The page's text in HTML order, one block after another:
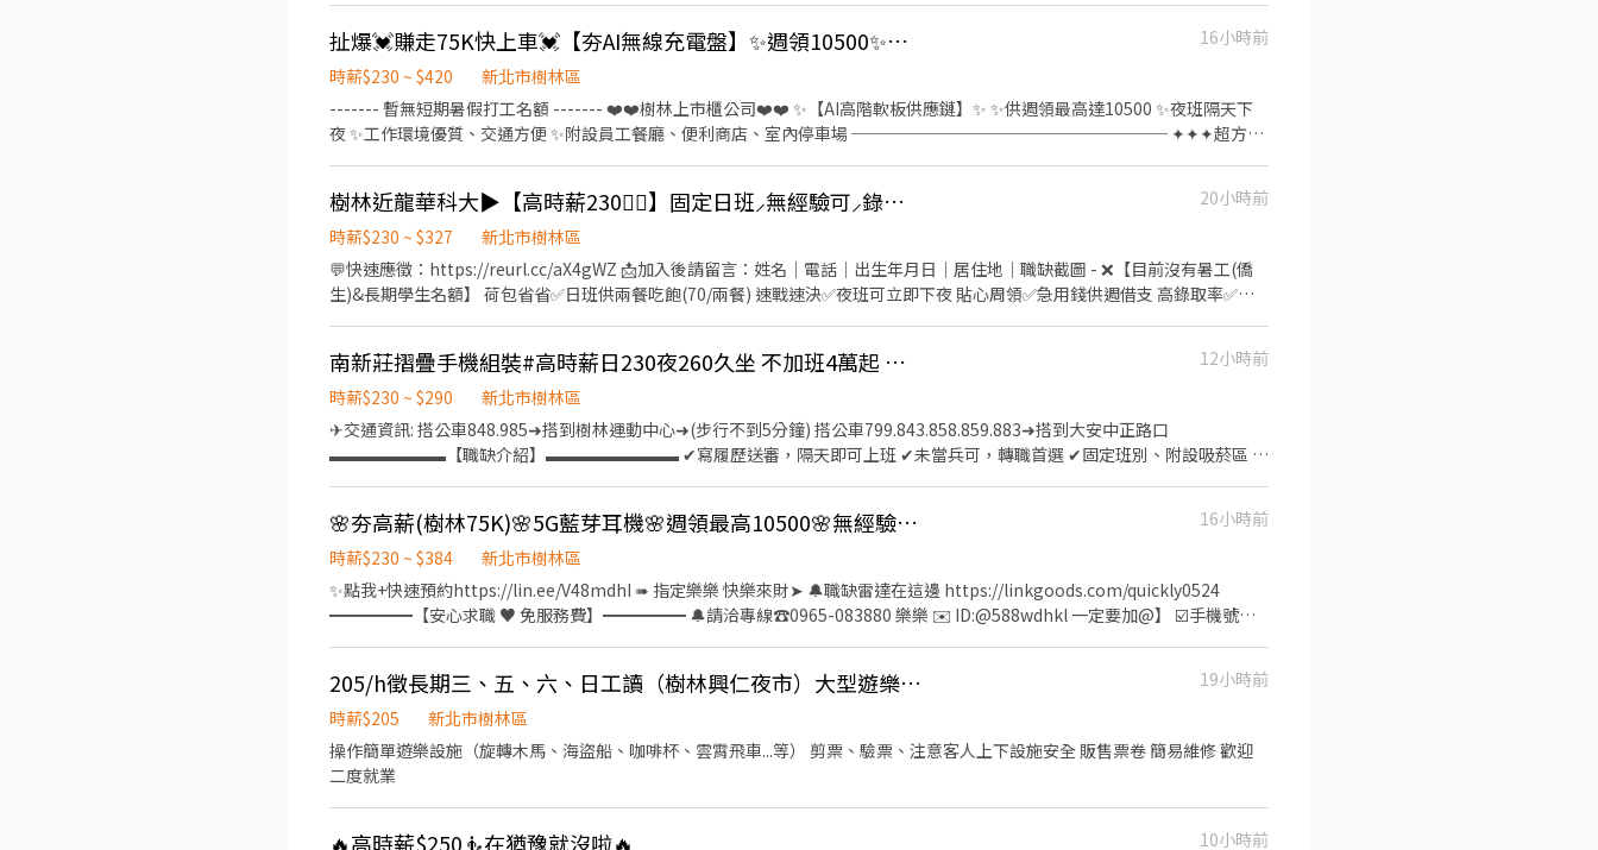
─────────────────── ✨✨鄰近地標✨✨ ✈️三多國中1分 ✈️興仁花園夜市2分鐘 ✈️樹林國民運動中心4分鐘 ✈️
樹林家樂福6分鐘 ✈️秀泰影城8分鐘 ✈️樹林火車站8分鐘 ─────────────────── ⭕享勞保/健保/團保/勞退6%
⭕環境乾淨明亮 ⭕專員親自詳細解說工作內容
扯爆💓賺走75K快上車💓【夯AI無線充電盤】✨週領10500✨夜班隔天下夜
16小時前
時薪$230 ~ $420
新北市樹林區
------- 暫無短期暑假打工名額 ------- ❤️❤️樹林上市櫃公司❤️❤️ ✨【AI高階軟板供應鏈】✨ ✨供週領最高達10500 ✨夜班隔天下
夜 ✨工作環境優質、交通方便 ✨附設員工餐廳、便利商店、室內停車場 ─────────────────── ✦✦✦超方便
時間】上下午各10分、中午1H ❤️【休假方式】：一例一休 (周日為休息日 另外再排休4天) 【上班時間/薪資結構】含津貼加班 ❤️
日班07:50-17:10 時薪230/H $40,480-$65,600 ❤️夜班19:50-05:10 時薪250/H $44,000-$75,900
─────────────────── 📲應徵方式： ✦高薪職缺找【林林🎀Luna】✦ 📩ID：@953jhhqr (要加@) ➡️點擊快
速✚好友： https://lin.ee/o0sJSJk ☎️預約專線：0965-236580
樹林近龍華科大▶【高時薪230🐱‍🐉】固定日班⸝無經驗可⸝錄取率高⸝立即上班
20小時前
時薪$230 ~ $327
新北市樹林區
💬快速應徵：https://reurl.cc/aX4gWZ 📩加入後請留言：姓名｜電話｜出生年月日｜居住地｜職缺截圖 - ❌【目前沒有暑工(僑
生)&長期學生名額】 荷包省省✅日班供兩餐吃飽(70/兩餐) 速戰速決✅夜班可立即下夜 貼心周領✅急用錢供週借支 高錄取率✅快
林三俊廠、樹林新樹廠➜近樹林運動中心、龍華科大 ▶️工作時間： 日班：08:00~17:00 薪資：230/H~327/H 月約：
$41,000~$56,000 (已額滿)夜班：20:00~04:30 薪資：260/H~327/H 月約：$45,760~$75,000 ▶️休假制度：周休二日 ▶️休息時
間：間休10分、用餐50分、夜班30分 ▶️工作重點：每月10日發薪、久站久坐、一般體檢收據、訂單量加班 - 【💛南希陪你找工
作｜安心又放心】 💬快速應徵：https://reurl.cc/aX4gWZ ✨手動加ʟɪɴᴇ：@646QHBNC (大小寫皆可) 📩加入後請留言：姓名｜
電話｜出生年月日｜居住地｜職缺截圖 ☎️ 吳’s｜02-2208-6000 #2003 - ✔️ 完整福利，安心入職 🔹 勞保｜健保｜團保｜勞退
6% 🔹 滿3個月享三節禮品⸝禮金 🔹 全台職缺免費諮詢&媒合
南新莊摺疊手機組裝#高時薪日230夜260久坐 不加班4萬起 加班可達60k 立
12小時前
時薪$230 ~ $290
新北市樹林區
✈交通資訊: 搭公車848.985➜搭到樹林運動中心➜(步行不到5分鐘) 搭公車799.843.858.859.883➜搭到大安中正路口
▬▬▬▬▬▬▬【職缺介紹】▬▬▬▬▬▬▬▬ ✔寫履歷送審，隔天即可上班 ✔未當兵可，轉職首選 ✔固定班別、附設吸菸區 ✔
► 工作內容:筆電轉軸相關製程➜機台操作、品檢、組裝、測試 ► 休息時間:晚間休息30分，實際工時8H ► 休假方式:週休六日
♥♥ (見紅就休) ►發薪日期:每月10號 ✭【工作條件】：可配合訂單加班、自選部門久站、久坐 部門 日班：8:00~17:00 時薪230
夜班：20:00~4:30 時薪260 可以與我聯繫加賴 0966208172
🌸夯高薪(樹林75K)🌸5G藍芽耳機🌸週領最高10500🌸無經驗可🌸夜班隔天下🌸
16小時前
時薪$230 ~ $384
新北市樹林區
✨點我+快速預約https://lin.ee/V48mdhI ➠ 指定樂樂 快樂來財➤ 🔔職缺雷達在這邊 https://linkgoods.com/quickly0524
━━━━━【安心求職 ♥ 免服務費】━━━━━ 🔔請洽專線☎️0965-083880 樂樂 ✉️ ID:@588wdhkl 一定要加@】 ☑️手機號碼
直達廠區＜樹林中學站＞ 樹林火車站步行10分鐘 ❤️【工作地點】樹林博愛街(近樹林火車站、樹林高中) ❤️【主要產品】5G產業
無線充電盤 藍芽耳機 ❤️【工作內容】機台操作 組裝 品檢 ❤️【休息時間】上下午各10分、中午1H ❤️【休假方式】：一例一休 (周
日為休息日 另外再排休4天) 【上班時間/薪資結構】含津貼加班 ❤️日班07:50-17:10 時薪230/H $40,480-$65,600 ❤️夜班19:50-
05:10 時薪250/H $44,000-$75,900 ➖➖➖☀️錯過會想哭，先報名止痛☀️➖➖➖ ⭕️享有勞、健保、團保勞退6％⭕️ ☎️快速來電預
約：0965-083880 ➤ 樂樂專員 官方@:@588wdhkl ➤記得要加@ ☑️手機號碼搜尋可直接加好友 ➖➖➖➖➖➖➖➖➖➖➖➖➖➖➖ ⭕️免
費諮詢、仲介費、服務費 ⭕️享有勞健保、團保勞退6％ ✔️實體門市經營、正規公司 ✔️高錄取、非詐騙、拒絕騙個資
205/h徵長期三、五、六、日工讀（樹林興仁夜市）大型遊樂設施（隔週領）
19小時前
時薪$205
新北市樹林區
操作簡單遊樂設施（旋轉木馬、海盜船、咖啡杯、雲霄飛車...等） 剪票、驗票、注意客人上下設施安全 販售票卷 簡易維修 歡迎
二度就業
🔥高時薪$250🧜在猶豫就沒啦🔥 10小時前